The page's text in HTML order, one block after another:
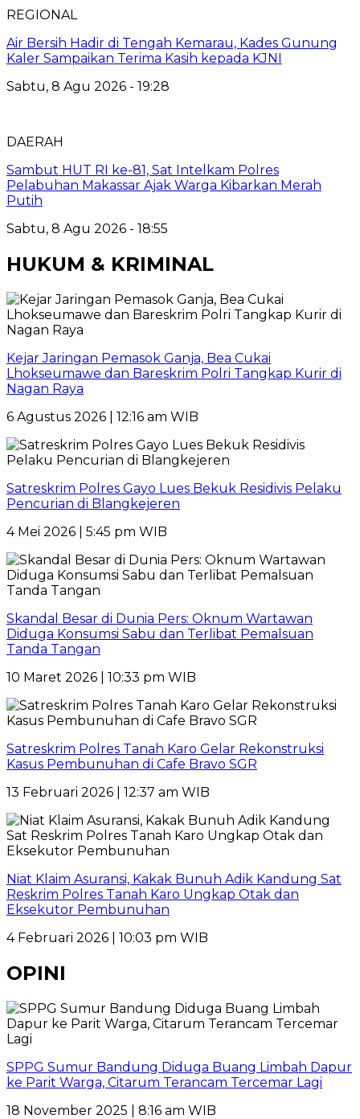
REGIONAL
Air Bersih Hadir di Tengah Kemarau, Kades Gunung
Kaler Sampaikan Terima Kasih kepada KJNI
Sabtu, 8 Agu 2026 - 19:28
DAERAH
Sambut HUT RI ke-81, Sat Intelkam Polres
Pelabuhan Makassar Ajak Warga Kibarkan Merah
Putih
Sabtu, 8 Agu 2026 - 18:55
HUKUM & KRIMINAL
Kejar Jaringan Pemasok Ganja, Bea Cukai
Lhokseumawe dan Bareskrim Polri Tangkap Kurir di
Nagan Raya
6 Agustus 2026 | 12:16 am WIB
Satreskrim Polres Gayo Lues Bekuk Residivis Pelaku
Pencurian di Blangkejeren
4 Mei 2026 | 5:45 pm WIB
Skandal Besar di Dunia Pers: Oknum Wartawan
Diduga Konsumsi Sabu dan Terlibat Pemalsuan
Tanda Tangan
10 Maret 2026 | 10:33 pm WIB
Satreskrim Polres Tanah Karo Gelar Rekonstruksi
Kasus Pembunuhan di Cafe Bravo SGR
13 Februari 2026 | 12:37 am WIB
Niat Klaim Asuransi, Kakak Bunuh Adik Kandung Sat
Reskrim Polres Tanah Karo Ungkap Otak dan
Eksekutor Pembunuhan
4 Februari 2026 | 10:03 pm WIB
OPINI
SPPG Sumur Bandung Diduga Buang Limbah Dapur
ke Parit Warga, Citarum Terancam Tercemar Lagi
18 November 2025 | 8:16 am WIB